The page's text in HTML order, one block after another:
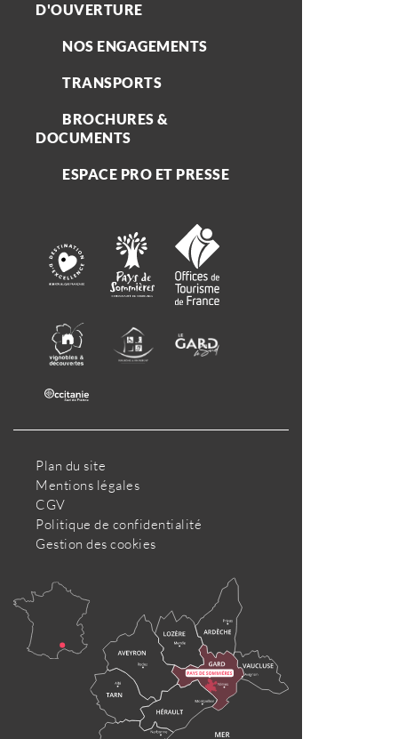
D'OUVERTURE
NOS ENGAGEMENTS
TRANSPORTS
BROCHURES &
DOCUMENTS
ESPACE PRO ET PRESSE
Plan du site
Mentions légales
CGV
Politique de confidentialité
Gestion des cookies